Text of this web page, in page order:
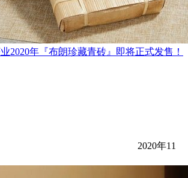
2020年『布朗珍藏青砖』即将正式发售！
2020年11